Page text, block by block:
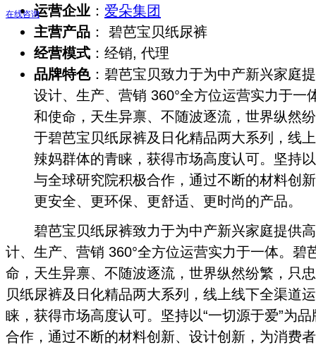
在线咨询运营企业 ： 爱朵集团
主营产品 ： 碧芭宝贝纸尿裤
经营模式 ：经销, 代理
品牌特色：碧芭宝贝致力于为中产新兴家庭
设计、生产、营销 360°全方位运营实力于一
和使命，天生异禀、不随波逐流，世界纵然
于碧芭宝贝纸尿裤及日化精品两大系列，线
辣妈群体的青睐，获得市场高度认可。坚持
与全球研究院积极合作，通过不断的材料创
更安全、更环保、更舒适、更时尚的产品。
碧芭宝贝纸尿裤致力于为中产新兴家庭提供高
计、生产、营销 360°全方位运营实力于一体。碧
命，天生异禀、不随波逐流，世界纵然纷繁，只
贝纸尿裤及日化精品两大系列，线上线下全渠道
睐，获得市场高度认可。坚持以“一切源于爱”为
合作，通过不断的材料创新、设计创新，为消费